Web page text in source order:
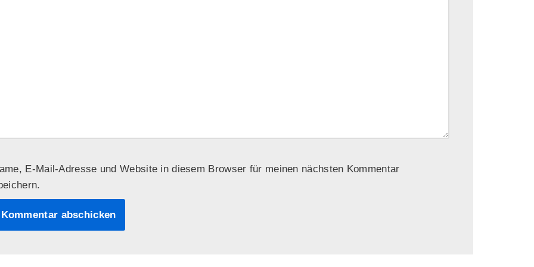
E-Mail-Adresse und Website in diesem Browser für meinen nächsten Kommentar